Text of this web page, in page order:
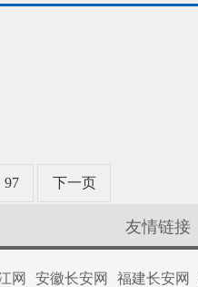
97 下一页
网 安徽长安网 福建长安网
友情链接